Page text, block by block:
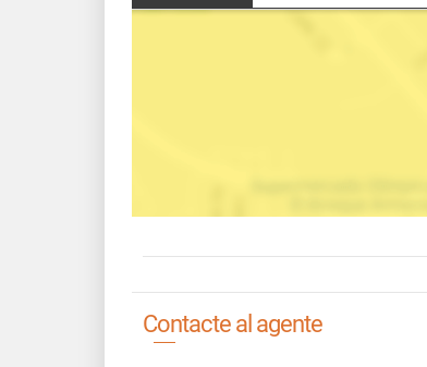
Contacte al agente